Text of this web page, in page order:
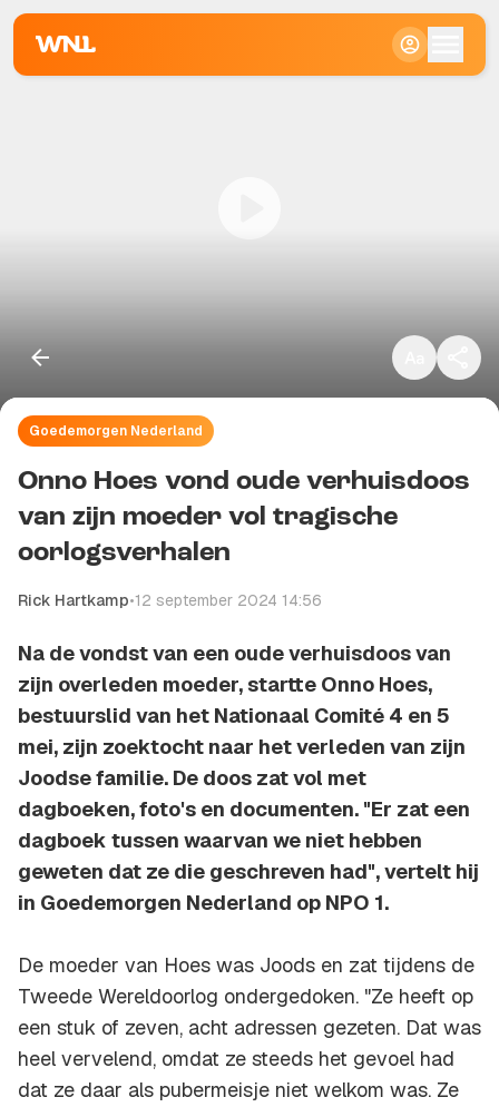
Goedemorgen Nederland
Onno Hoes vond oude verhuisdoos
van zijn moeder vol tragische
oorlogsverhalen
Rick Hartkamp•12 september 2024 14:56
Na de vondst van een oude verhuisdoos van
zijn overleden moeder, startte Onno Hoes,
bestuurslid van het Nationaal Comité 4 en 5
mei, zijn zoektocht naar het verleden van zijn
Joodse familie. De doos zat vol met
dagboeken, foto's en documenten. "Er zat een
dagboek tussen waarvan we niet hebben
geweten dat ze die geschreven had", vertelt hij
in Goedemorgen Nederland op NPO 1.
De moeder van Hoes was Joods en zat tijdens de
Tweede Wereldoorlog ondergedoken. "Ze heeft op
een stuk of zeven, acht adressen gezeten. Dat was
heel vervelend, omdat ze steeds het gevoel had
dat ze daar als pubermeisje niet welkom was. Ze